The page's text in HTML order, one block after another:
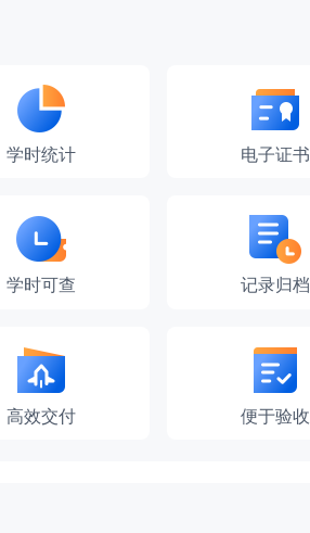
学时统计 电子证书
学时可查 记录归档
高效交付 便于验收